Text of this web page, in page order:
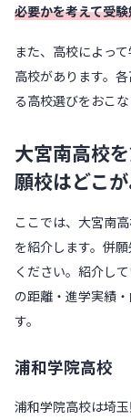
必要かを考えて受
また、高校によっ
高校があります。
る高校選びをおこな
大宮南高校
願校はどこが
ここでは、大宮南
を紹介します。併
ください。紹介し
の距離・進学実績
す。
浦和学院高校
浦和学院高校は埼